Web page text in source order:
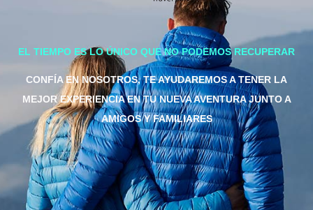
EL TIEMPO ES LO ÚNICO QUE NO PODEMOS RECUPERAR
CONFÍA EN NOSOTROS, TE AYUDAREMOS A TENER LA
MEJOR EXPERIENCIA EN TU NUEVA AVENTURA JUNTO A
AMIGOS Y FAMILIARES